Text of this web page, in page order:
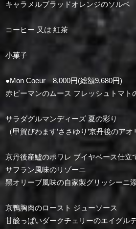
キャラメルブラッドオレンジのソルベ
コーヒー 又は 紅茶
小菓子
●Mon Coeur 8,000円(総額9,680円)
赤ピーマンのムース フレッシュトマト
サラダグルマンディーズ 夏の彩り
（甲賀びわます‛ささゆり’京丹後のアオ
京丹後産鱸のポワレ ブイヤベース仕立
サフラン風味のリゾーニ
⿊オリーブ風味の⾃家製グリッシーニ
京鴨胸肉のロースト ジューソース
甘酸っぱいダークチェリーのエイグル